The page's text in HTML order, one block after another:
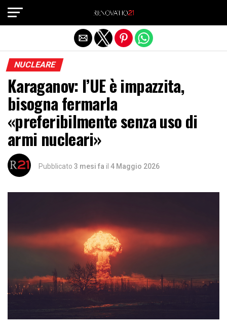
NUCLEARE
Karaganov: l’UE è impazzita,
bisogna fermarla
«preferibilmente senza uso di
armi nucleari»
Pubblicato 3 mesi fa il 4 Maggio 2026
Exit mobile version